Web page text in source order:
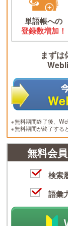
単語帳への
登録数増加！
まずは
※無料期間終了後、
※無料期間が終了する
無料会
検索
語彙